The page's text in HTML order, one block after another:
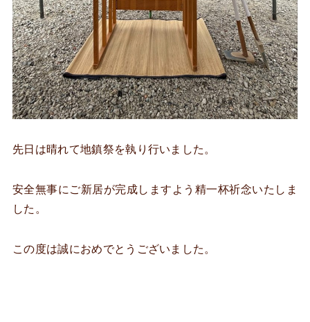
先日は晴れて地鎮祭を執り行いました。
安全無事にご新居が完成しますよう精一杯祈念いたしま
した。
この度は誠におめでとうございました。